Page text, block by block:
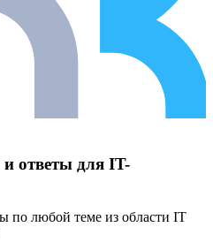
ответы для IT-
по любой теме из области IT